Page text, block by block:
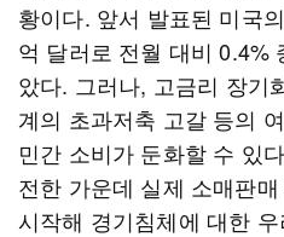
황이다. 앞서 발표된 미국
억 달러로 전월 대비 0.4%
았다. 그러나, 고금리 장기
계의 초과저축 고갈 등의
민간 소비가 둔화할 수 있
전한 가운데 실제 소매판
시작해 경기침체에 대한